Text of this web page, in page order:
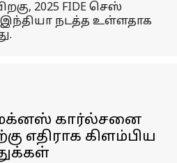
2025 FIDE செஸ்
நடத்த உள்ளதாக
கார்ல்சனை
எதிராக கிளம்பிய